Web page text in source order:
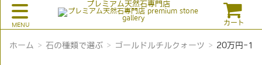
プレミアム天然石専門店
カート
ホーム 石の種類で選ぶ ゴールドルチルクォーツ 20万円-